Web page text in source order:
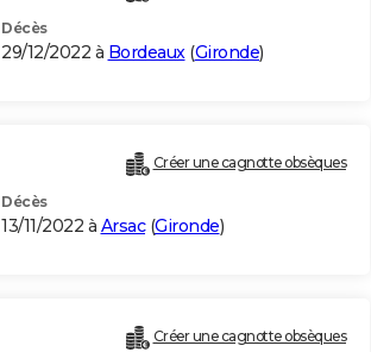
Décès
29/12/2022 à Bordeaux(Gironde)
Créer une cagnotte obsèques
Décès
13/11/2022 à Arsac(Gironde)
Créer une cagnotte obsèques